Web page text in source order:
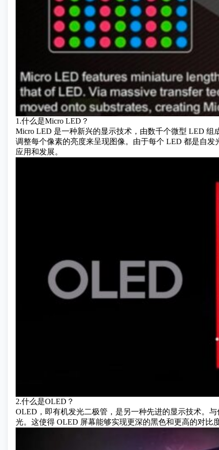
1.什么是Micro LED？
Micro LED 是一种新兴的显示技术，由数千个微型 LED
调整每个像素的亮度来呈现图像。由于每个 LED 都是自
应用和发展。
2.什么是OLED？
OLED，即有机发光二极管，是另一种先进的显示技术。
光。这使得 OLED 屏幕能够实现更深的黑色和更高的对比